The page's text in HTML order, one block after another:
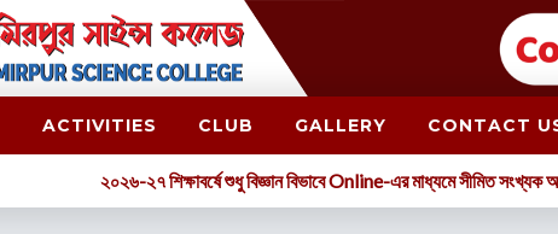
ACTIVITIES CLUB GALLERY CONTACT
২০২৬-২৭ শিক্ষাবর্ষে শুধু বিজ্ঞান বিভাবে Online-এর মাধ্যমে সীমিত